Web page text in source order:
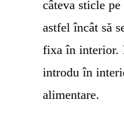
câteva sticle
astfel încât să
fixa în interior.
introdu în
alimentare.